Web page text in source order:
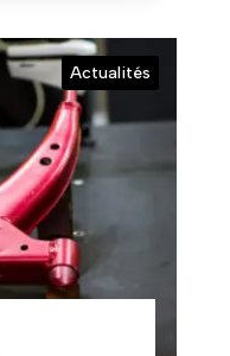
Actualités